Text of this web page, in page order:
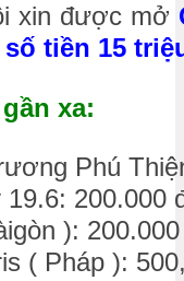
xin được mở
tiền 15
xa:
Phú
200.000
):
( Pháp ):